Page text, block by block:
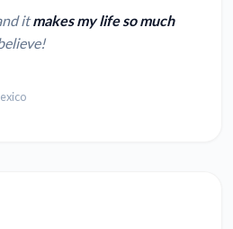
itmakes my life so much